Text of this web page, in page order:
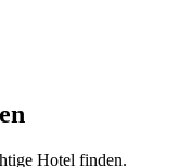
Hotel finden.